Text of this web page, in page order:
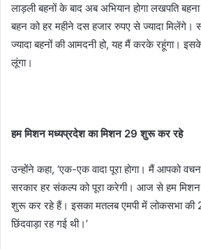
लाड़ली बहनों के बाद अब अभियान होगा लखपति
बहन को हर महीने दस हजार रुपए से ज्यादा
ज्यादा बहनों की आमदनी हो, यह मैं करके रहूंगा।
लूंगा।
हम मिशन मध्यप्रदेश का मिशन 29 शुरू कर रहे
उन्होंने कहा, ‘एक-एक वादा पूरा होगा। मैं आपको
सरकार हर संकल्प को पूरा करेगी। आज से हम
शुरू कर रहे हैं। इसका मतलब एमपी में लोकसभा की
छिंदवाड़ा रह गई थी।’